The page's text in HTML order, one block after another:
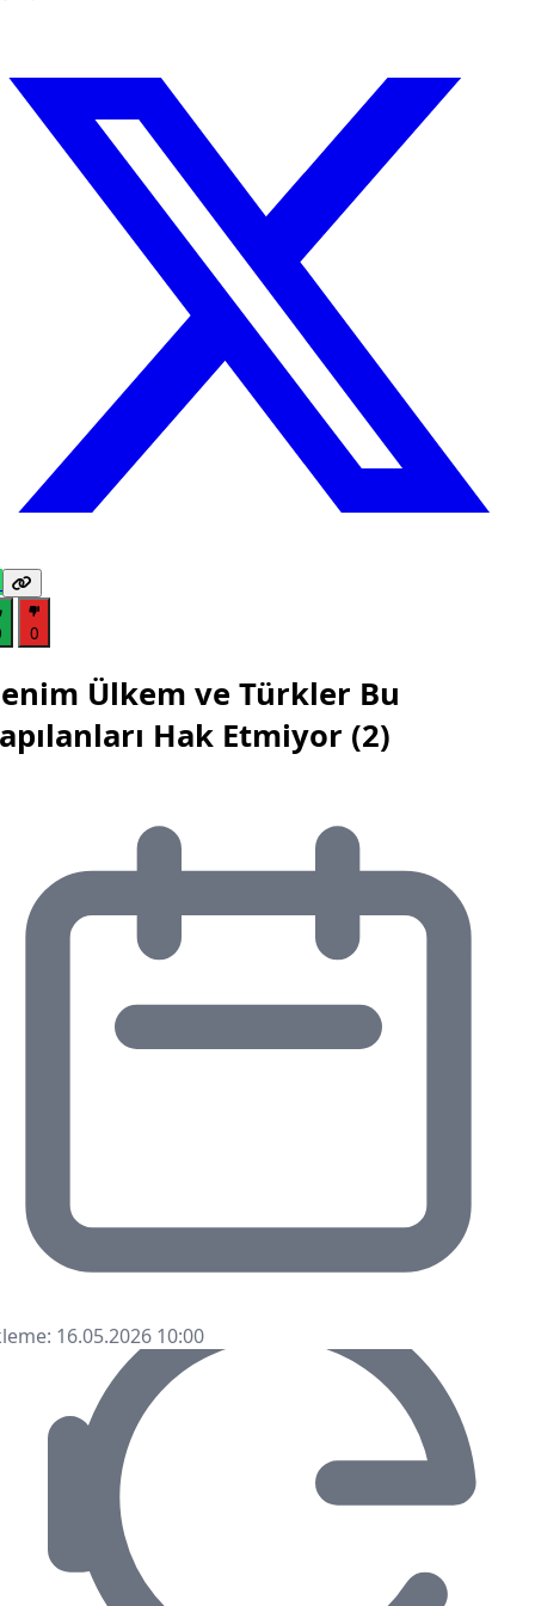
0
Ülkem ve Türkler Bu
Hak Etmiyor (2)
16.05.2026 10:00